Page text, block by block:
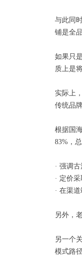
与此同
铺是全
如果只
质上是
实际上
传统品
根据国
83%，
· 强调
· 定价
· 在渠
另外，
另一个
模式路